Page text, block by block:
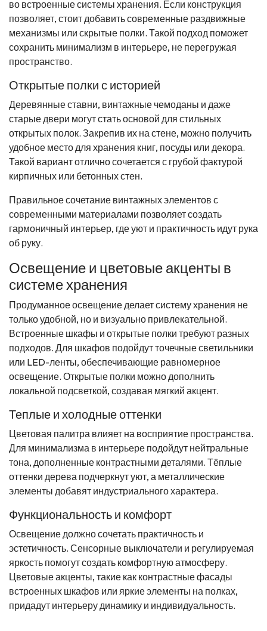
во встроенные системы хранения. Если конструкция
позволяет, стоит добавить современные раздвижные
механизмы или скрытые полки. Такой подход поможет
сохранить минимализм в интерьере, не перегружая
пространство.
Открытые полки с историей
Деревянные ставни, винтажные чемоданы и даже
старые двери могут стать основой для стильных
открытых полок. Закрепив их на стене, можно получить
удобное место для хранения книг, посуды или декора.
Такой вариант отлично сочетается с грубой фактурой
кирпичных или бетонных стен.
Правильное сочетание винтажных элементов с
современными материалами позволяет создать
гармоничный интерьер, где уют и практичность идут рука
об руку.
Освещение и цветовые акценты в
системе хранения
Продуманное освещение делает систему хранения не
только удобной, но и визуально привлекательной.
Встроенные шкафы и открытые полки требуют разных
подходов. Для шкафов подойдут точечные светильники
или LED-ленты, обеспечивающие равномерное
освещение. Открытые полки можно дополнить
локальной подсветкой, создавая мягкий акцент.
Теплые и холодные оттенки
Цветовая палитра влияет на восприятие пространства.
Для минимализма в интерьере подойдут нейтральные
тона, дополненные контрастными деталями. Тёплые
оттенки дерева подчеркнут уют, а металлические
элементы добавят индустриального характера.
Функциональность и комфорт
Освещение должно сочетать практичность и
эстетичность. Сенсорные выключатели и регулируемая
яркость помогут создать комфортную атмосферу.
Цветовые акценты, такие как контрастные фасады
встроенных шкафов или яркие элементы на полках,
придадут интерьеру динамику и индивидуальность.